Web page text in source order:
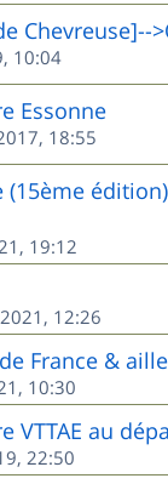
10:04
Essonne
18:55
(15ème
19:12
12:26
France &
10:30
au
22:50